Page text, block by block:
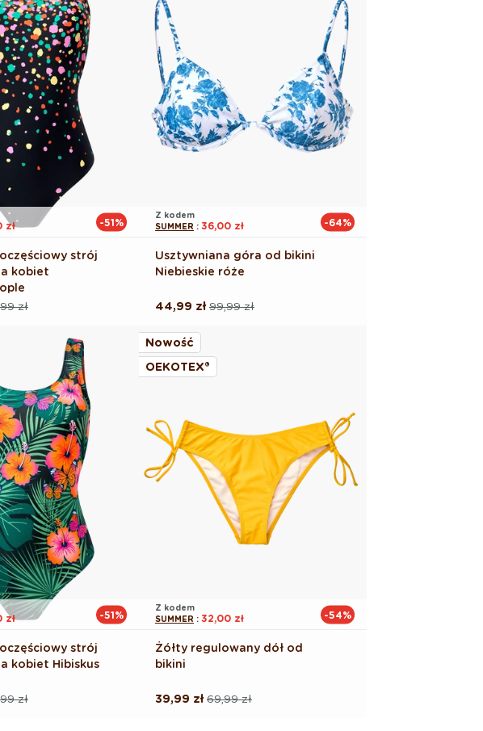
zł -51%
strój
kobiet
zł
Z kodem
SUMMER : 36,00 zł -64%
Usztywniana góra od bikini
Niebieskie róże
Cena
99,99 zł
Cena
44,99 zł
zł -51%
strój
kobiet Hibiskus
zł
Nowość
OEKOTEX®
Z kodem
SUMMER : 32,00 zł -54%
Żółty regulowany dół od
bikini
Cena
69,99 zł
Cena
39,99 zł